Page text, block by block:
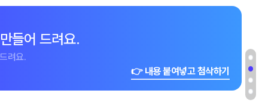
들어 드려요.
려요.
👉 내용 붙여넣고 첨삭하기